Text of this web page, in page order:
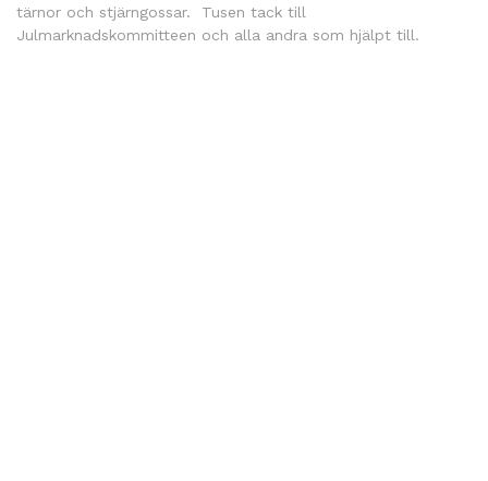
tärnor och stjärngossar. Tusen tack till
Julmarknadskommitteen och alla andra som hjälpt till.